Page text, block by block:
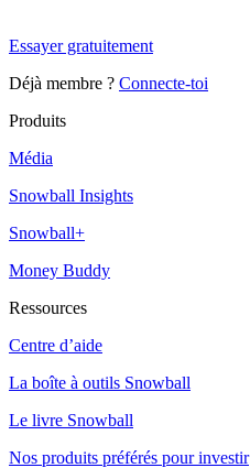
Essayer gratuitement
Déjà membre ? Connecte-toi
Produits
Média
Snowball Insights
Snowball+
Money Buddy
Ressources
Centre d’aide
La boîte à outils Snowball
Le livre Snowball
Nos produits préférés pour investir